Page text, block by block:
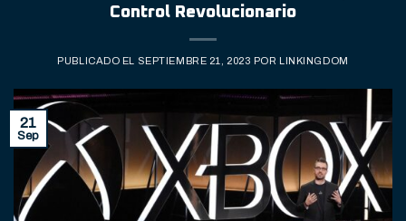
Control Revolucionario
PUBLICADO EL SEPTIEMBRE 21, 2023 POR LINKINGDOM
21
Sep